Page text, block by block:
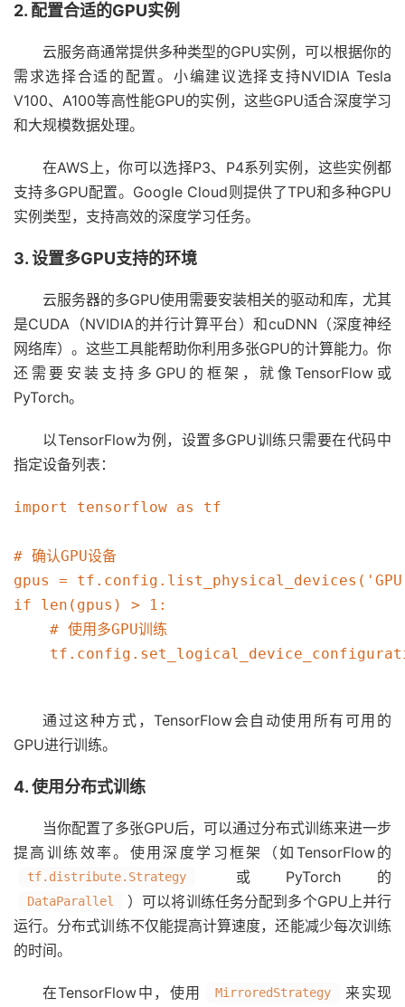
2. 配置合适的GPU实例
云服务商通常提供多种类型的GPU实例，可以根据你的
需求选择合适的配置。小编建议选择支持NVIDIA Tesla
V100、A100等高性能GPU的实例，这些GPU适合深度学习
和大规模数据处理。
在AWS上，你可以选择P3、P4系列实例，这些实例都
支持多GPU配置。Google Cloud则提供了TPU和多种GPU
实例类型，支持高效的深度学习任务。
3. 设置多GPU支持的环境
云服务器的多GPU使用需要安装相关的驱动和库，尤其
是CUDA（NVIDIA的并行计算平台）和cuDNN（深度神经
网络库）。这些工具能帮助你利用多张GPU的计算能力。你
还需要安装支持多GPU的框架，就像TensorFlow或
PyTorch。
以TensorFlow为例，设置多GPU训练只需要在代码中
指定设备列表：
import tensorflow as tf
# 确认GPU设备
gpus =
if len(gpus) > 1:
    # 使用多GPU训练
通过这种方式，TensorFlow会自动使用所有可用的
GPU进行训练。
4. 使用分布式训练
当你配置了多张GPU后，可以通过分布式训练来进一步
提高训练效率。使用深度学习框架（如TensorFlow的
tf.distribute.Strategy 或PyTorch的
DataParallel
）可以将训练任务分配到多个GPU上并行
运行。分布式训练不仅能提高计算速度，还能减少每次训练
的时间。
在TensorFlow中，使用 MirroredStrategy
来实现